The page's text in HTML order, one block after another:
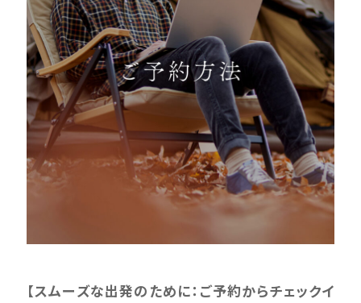
【スムーズな出発のために：ご予約からチェックイ